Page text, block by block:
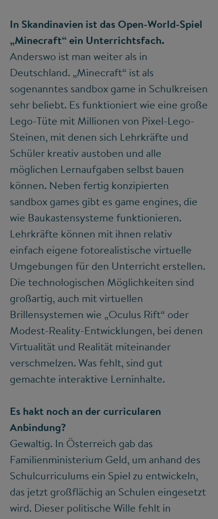
In Skandinavien ist das Open-World-Spiel
„Minecraft“ ein Unterrichtsfach.
Anderswo ist man weiter als in
Deutschland. „Minecraft“ ist als
sogenanntes sandbox game in Schulkreisen
sehr beliebt. Es funktioniert wie eine große
Lego-Tüte mit Millionen von Pixel-Lego-
Steinen, mit denen sich Lehrkräfte und
Schüler kreativ austoben und alle
möglichen Lernaufgaben selbst bauen
können. Neben fertig konzipierten
sandbox games gibt es game engines, die
wie Baukastensysteme funktionieren.
Lehrkräfte können mit ihnen relativ
einfach eigene fotorealistische virtuelle
Umgebungen für den Unterricht erstellen.
Die technologischen Möglichkeiten sind
großartig, auch mit virtuellen
Brillensystemen wie „Oculus Rift“ oder
Modest-Reality-Entwicklungen, bei denen
Virtualität und Realität miteinander
verschmelzen. Was fehlt, sind gut
gemachte interaktive Lerninhalte.
Es hakt noch an der curricularen
Anbindung?
Gewaltig. In Österreich gab das
Familienministerium Geld, um anhand des
Schulcurriculums ein Spiel zu entwickeln,
das jetzt großflächig an Schulen eingesetzt
wird. Dieser politische Wille fehlt in